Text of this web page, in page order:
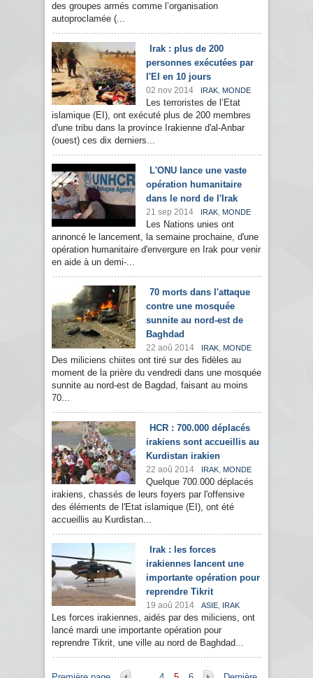
des groupes armés comme l’organisation
autoproclamée (...
Irak : plus de 200
personnes exécutées par
l'EI en 10 jours
02 nov 2014 IRAK, MONDE
Les terroristes de l’Etat
islamique (EI), ont exécuté plus de 200 membres
d'une tribu dans la province Irakienne d'al-Anbar
(ouest) ces dix derniers...
L'ONU lance une vaste
opération humanitaire
dans le nord de l'Irak
21 sep 2014 IRAK, MONDE
Les Nations unies ont
annoncé le lancement, la semaine prochaine, d'une
opération humanitaire d'envergure en Irak pour venir
en aide à un demi-...
70 morts dans l'attaque
contre une mosquée
sunnite au nord-est de
Baghdad
22 aoû 2014 IRAK, MONDE
Des miliciens chiites ont tiré sur des fidèles au
moment de la prière du vendredi dans une mosquée
sunnite au nord-est de Bagdad, faisant au moins
70...
HCR : 700.000 déplacés
irakiens sont accueillis au
Kurdistan irakien
22 aoû 2014 IRAK, MONDE
Quelque 700.000 déplacés
irakiens, chassés de leurs foyers par l'offensive
des éléments de l'Etat islamique (EI), ont été
accueillis au Kurdistan...
Irak : les forces
irakiennes lancent une
importante opération pour
reprendre Tikrit
19 aoû 2014 ASIE, IRAK
Les forces irakiennes, aidés par des miliciens, ont
lancé mardi une importante opération pour
reprendre Tikrit, une ville au nord de Baghdad...